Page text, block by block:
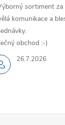
26.7.2026
sortiment za
komunikace a
obchod :-)